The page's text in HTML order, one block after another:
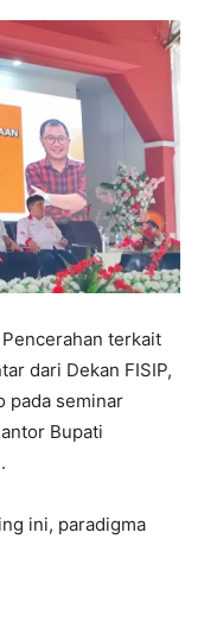
terkait
dari Dekan FISIP,
pada seminar
Bupati
ini, paradigma